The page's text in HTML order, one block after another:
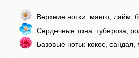
Верхние нотки: манго, лайм,
Сердечные тона: тубероза,
Базовые ноты: кокос, сандал,